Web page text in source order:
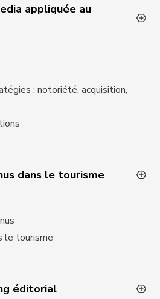
appliquée au
: notoriété, acquisition,
dans le tourisme
le tourisme
éditorial